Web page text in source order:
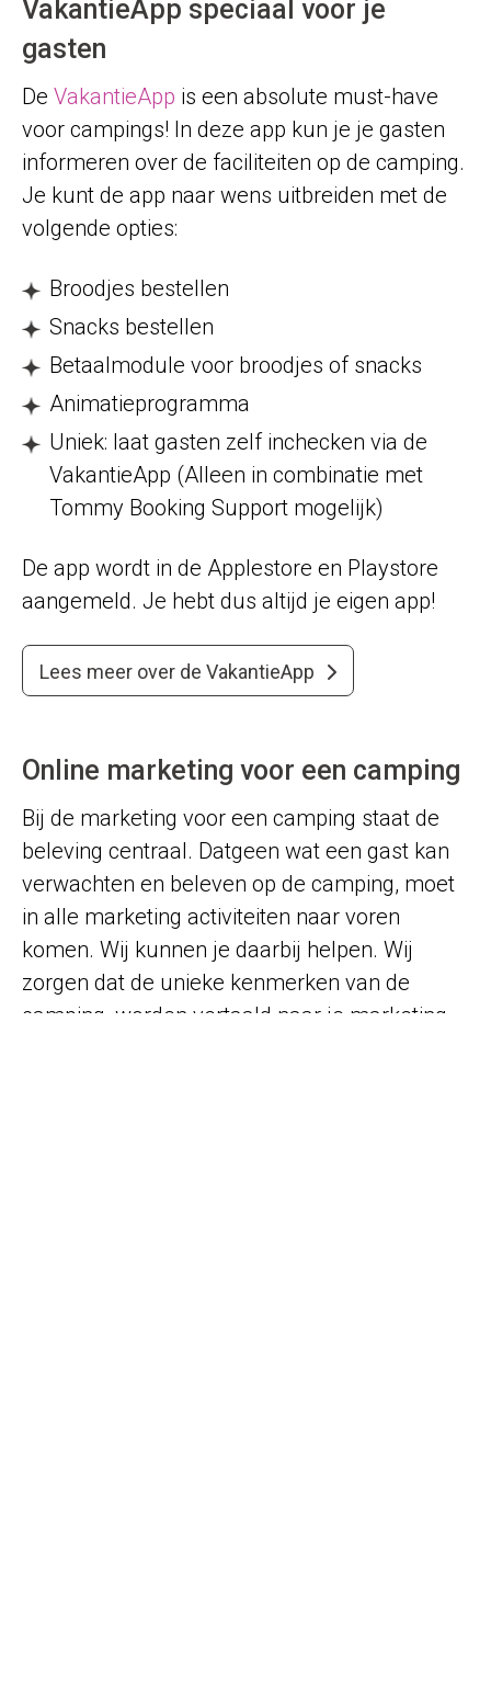
VakantieApp speciaal voor je
gasten
De VakantieApp is een absolute must-have
voor campings! In deze app kun je je gasten
informeren over de faciliteiten op de camping.
Je kunt de app naar wens uitbreiden met de
volgende opties:
Broodjes bestellen
Snacks bestellen
Betaalmodule voor broodjes of snacks
Animatieprogramma
Uniek: laat gasten zelf inchecken via de
VakantieApp (Alleen in combinatie met
Tommy Booking Support mogelijk)
De app wordt in de Applestore en Playstore
aangemeld. Je hebt dus altijd je eigen app!
Lees meer over de VakantieApp
Online marketing voor een camping
Bij de marketing voor een camping staat de
beleving centraal. Datgeen wat een gast kan
verwachten en beleven op de camping, moet
in alle marketing activiteiten naar voren
komen. Wij kunnen je daarbij helpen. Wij
zorgen dat de unieke kenmerken van de
camping, worden vertaald naar je marketing